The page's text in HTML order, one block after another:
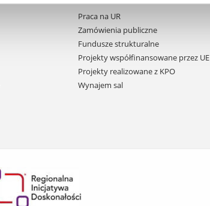
Praca na UR
Zamówienia publiczne
Fundusze strukturalne
Projekty współfinansowane przez UE
Projekty realizowane z KPO
Wynajem sal